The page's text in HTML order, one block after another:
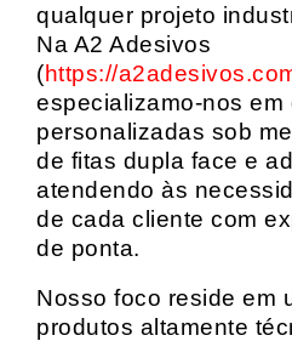
qualquer projeto
Na A2 Adesivos
(https://
especializamo-nos
personalizadas sob
de fitas dupla face e
atendendo às
de cada cliente com
de ponta.
Nosso foco reside em
produtos altamente